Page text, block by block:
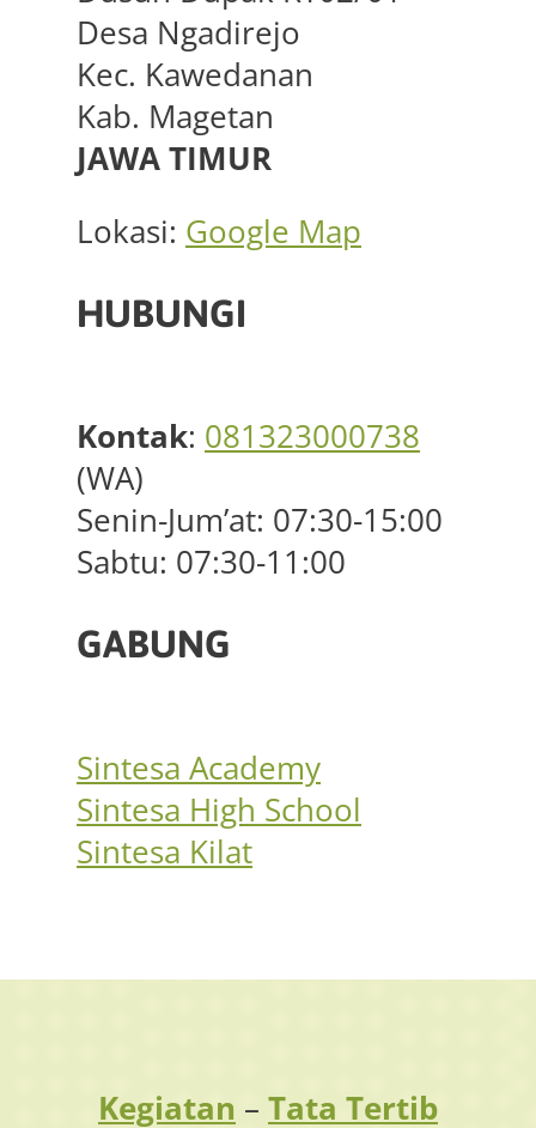
Desa Ngadirejo
Kec. Kawedanan
Kab. Magetan
JAWA TIMUR
Lokasi: Google Map
HUBUNGI
Kontak: 081323000738
(WA)
Senin-Jum’at: 07:30-15:00
Sabtu: 07:30-11:00
GABUNG
Sintesa Academy
Sintesa High School
Sintesa Kilat
Kegiatan – Tata Tertib